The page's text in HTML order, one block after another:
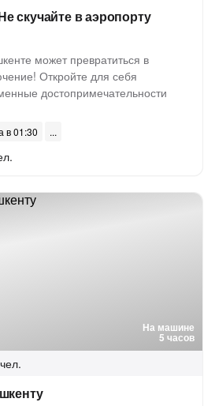
скучайте в аэропорту
может превратиться в
Откройте для себя
достопримечательности
в 01:30
На машине
5 часов